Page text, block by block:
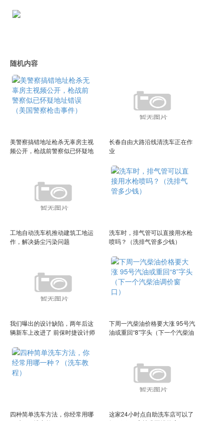
随机内容
美警察搞错地址枪杀无辜房主视
频公开，枪战前警察似已怀疑地
长春自由大路沿线清洗车正在作
业
工地自动洗车机推动建筑工地运
作，解决扬尘污染问题
洗车时，排气管可以直接用水枪
喷吗？（洗排气管多少钱）
我们曝出的设计缺陷，两年后这
辆新车上改进了 前保时捷设计师
中国造！2023上海车展探馆：奇
瑞捷豹XFL鎏金版2023上海车展
探馆：红旗E0012023上海车展
探馆：红
下周一汽柴油价格要大涨 95号汽
油或重回“8”字头（下一个汽柴油
四种简单洗车方法，你经常用哪
这家24小时点自助洗车店可以了